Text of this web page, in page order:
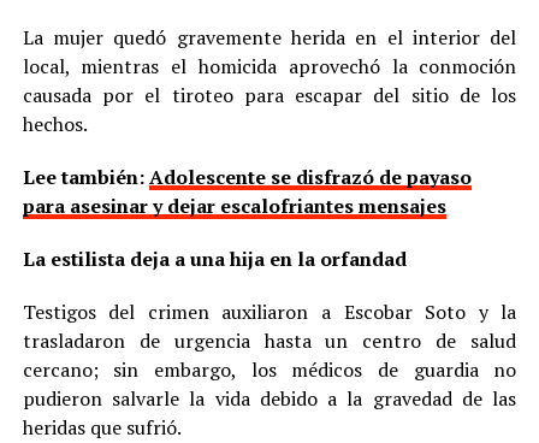
La mujer quedó gravemente herida en el interior del
local, mientras el homicida aprovechó la conmoción
causada por el tiroteo para escapar del sitio de los
hechos.
Lee también:Adolescente se disfrazó de payaso
para asesinar y dejar escalofriantes mensajes
La estilista deja a una hija en la orfandad
Testigos del crimen auxiliaron a Escobar Soto y la
trasladaron de urgencia hasta un centro de salud
cercano; sin embargo, los médicos de guardia no
pudieron salvarle la vida debido a la gravedad de las
heridas que sufrió.